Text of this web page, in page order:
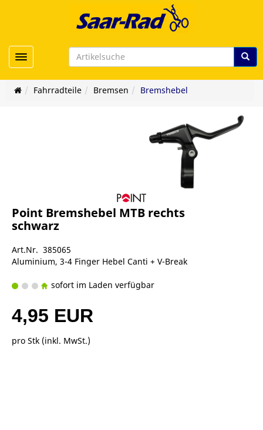
Toggle navigation
Fahrradteile Bremsen Bremshebel
Point Bremshebel MTB rechts
schwarz
Art.Nr. 385065
Aluminium, 3-4 Finger Hebel Canti + V-Break
sofort im Laden verfügbar
4,95 EUR
pro Stk (inkl. MwSt.)